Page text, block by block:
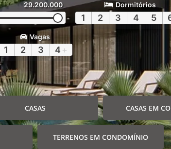
29.200.000 Dormitórios
1 2 3 4 5
Vagas
1 2 3 4 +
CASAS CASAS EM
TERRENOS EM CONDOMÍNIO